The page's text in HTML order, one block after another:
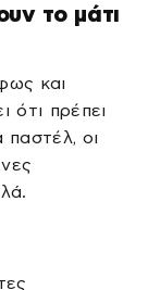
το μάτι
και
ότι πρέπει
οι